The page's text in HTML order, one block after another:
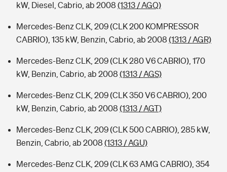
kW, Diesel, Cabrio, ab 2008 (1313 / AGQ)
Mercedes-Benz CLK, 209 (CLK 200 KOMPRESSOR
CABRIO), 135 kW, Benzin, Cabrio, ab 2008 (1313 / AGR)
Mercedes-Benz CLK, 209 (CLK 280 V6 CABRIO), 170
kW, Benzin, Cabrio, ab 2008 (1313 / AGS)
Mercedes-Benz CLK, 209 (CLK 350 V6 CABRIO), 200
kW, Benzin, Cabrio, ab 2008 (1313 / AGT)
Mercedes-Benz CLK, 209 (CLK 500 CABRIO), 285 kW,
Benzin, Cabrio, ab 2008 (1313 / AGU)
Mercedes-Benz CLK, 209 (CLK 63 AMG CABRIO), 354